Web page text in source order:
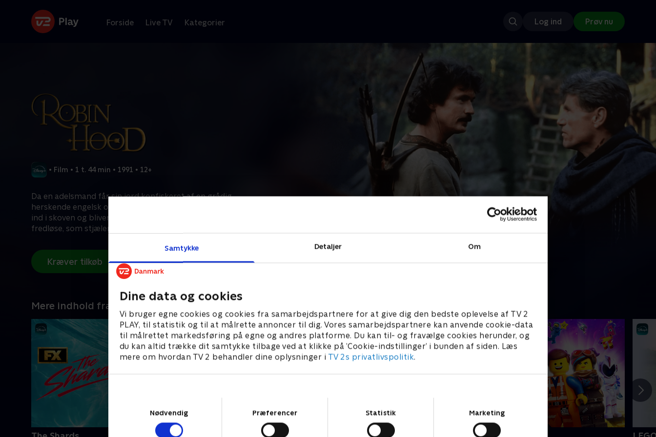
Samtykke Detaljer Om
Dine data og cookies
Vi bruger egne cookies og cookies fra samarbejdspartnere for at give dig den bedste oplevelse af TV 2
PLAY, til statistik og til at målrette annoncer til dig. Vores samarbejdspartnere kan anvende cookie-data
til målrettet markedsføring på egne og andres platforme. Du kan til- og fravælge cookies herunder, og
du kan altid trække dit samtykke tilbage ved at klikke på ’Cookie-indstillinger’ i bunden af siden. Læs
mere om hvordan TV 2 behandler dine oplysninger i TV 2s privatlivspolitik.
Nødvendig
Præferencer Statistik Marketing
Forside Live TV Kategorier Log ind Prøv nu
• Film • 1 t. 44 min • 1991 • 12+
Da en adelsmand får sin jord konfiskeret af en grådig,
herskende engelsk overklasse i det 12. århundrede, flygter han
ind i skoven og bliver til Robin Hood, anfører for en bande
fredløse, som stjæler fra de rige og giver til de fattige.
Kræver tilkøb
Mere indhold fra Disney+